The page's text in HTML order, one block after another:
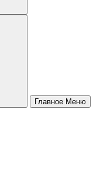
Главное Меню